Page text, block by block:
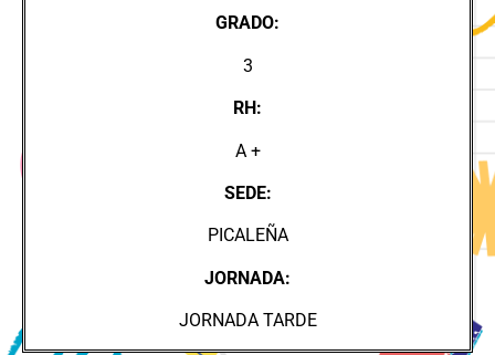
GRADO:
3
RH:
A +
SEDE:
PICALEÑA
JORNADA:
JORNADA TARDE